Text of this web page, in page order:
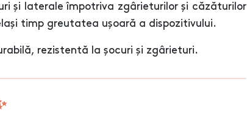
și laterale împotriva zgârieturilor și căzăturilor
timp greutatea ușoară a dispozitivului.
rezistentă la șocuri și zgârieturi.